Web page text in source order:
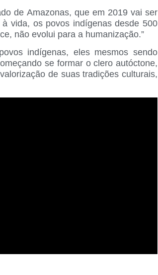
de Amazonas, que em 2019 vai ser
vida, os povos indígenas desde 500
não evolui para a humanização.”
indígenas, eles mesmos sendo
se formar o clero autóctone,
de suas tradições culturais,